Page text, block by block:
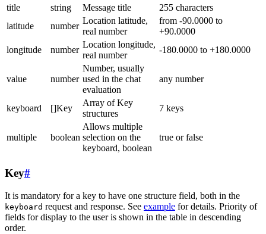
title
string Message title
255 characters
latitude
number
Location latitude,
real number
from -90.0000 to
+90.0000
longitude
number
Location longitude,
real number
-180.0000 to +180.0000
value number
Number, usually
used in the chat
evaluation
any number
keyboard []Key
Array of Key
structures
7 keys
multiple boolean
Allows multiple
selection on the
keyboard, boolean
true or false
Key#
It is mandatory for a key to have one structure field, both in the
keyboard request and response. See example for details. Priority of
fields for display to the user is shown in the table in descending
order.